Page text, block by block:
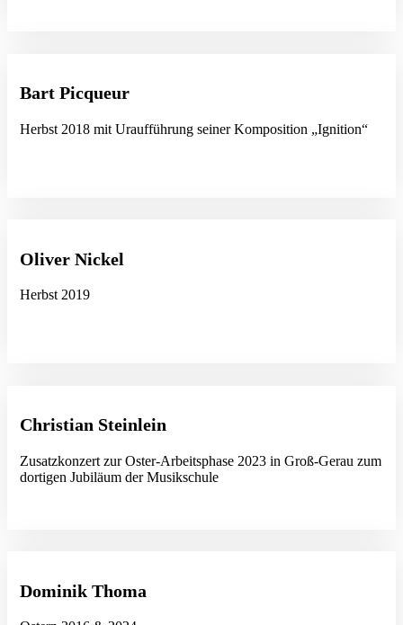
Bart Picqueur
Herbst 2018 mit Uraufführung seiner Komposition „Ignition“
Oliver Nickel
Herbst 2019
Christian Steinlein
Zusatzkonzert zur Oster-Arbeitsphase 2023 in Groß-Gerau zum
dortigen Jubiläum der Musikschule
Dominik Thoma